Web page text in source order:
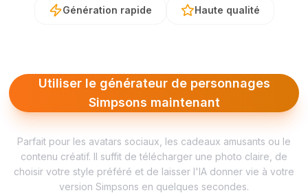
Génération rapide Haute qualité
Utiliser le générateur de personnages
Simpsons maintenant
Parfait pour les avatars sociaux, les cadeaux amusants ou le
contenu créatif. Il suffit de télécharger une photo claire, de
choisir votre style préféré et de laisser l'IA donner vie à votre
version Simpsons en quelques secondes.